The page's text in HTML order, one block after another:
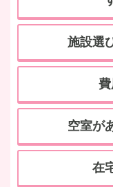
施設選
空室が
在